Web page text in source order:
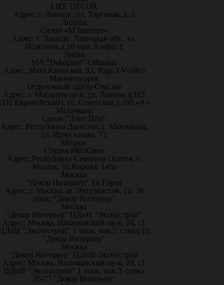
LIFE DÉCOR
Адрес: г. Липецк, пл. Торговая, д. 2
Липецк
Салон «M`Interiors»
Адрес: г. Липецк, Липецкая обл., ул.
Неделина д.10 пом. 8 офис 1
Литва
SIA "Dekoplast" Lithuania
Адрес: Mazā Krasta iela, 83, Rīga, LV-1003
Магнитогорск
Отделочный центр Счастье
Адрес: г. Магнитогорск, ул. Ленина д.115
Европейский); ул. Советская д.160 «А»
Махачкала
Салон "Элит Пол"
Адрес: Республика Дагестан, г. Махачкала,
ул. Ирчи казака, 71
Моздок
Студия PROGress
Адрес: Республике Северная Осетия, г.
Моздок, ул.Кирова, 145а
Москва
"Декор Интерьер" Тц Город
Адрес: г. Москва, ш. Энтузиастов, 12, 3й
этаж, "Декор Интерьер"
Москва
"Декор Интерьер" ЦДиИ "Экспострой"
Адрес: Москва, Нахимовский пр-к, 24, с1
"Экспострой" 1 этаж, пав.2, стенд 10
"Декор Интерьер"
Москва
"Декор Интерьер" ЦДиИ Экспострой
Адрес: Москва, Нахимовский пр-к, 24, с1
ЦДиИ "Экспострой" 1 этаж, пав.3, стенд
76-77 "Декор Интерьер"